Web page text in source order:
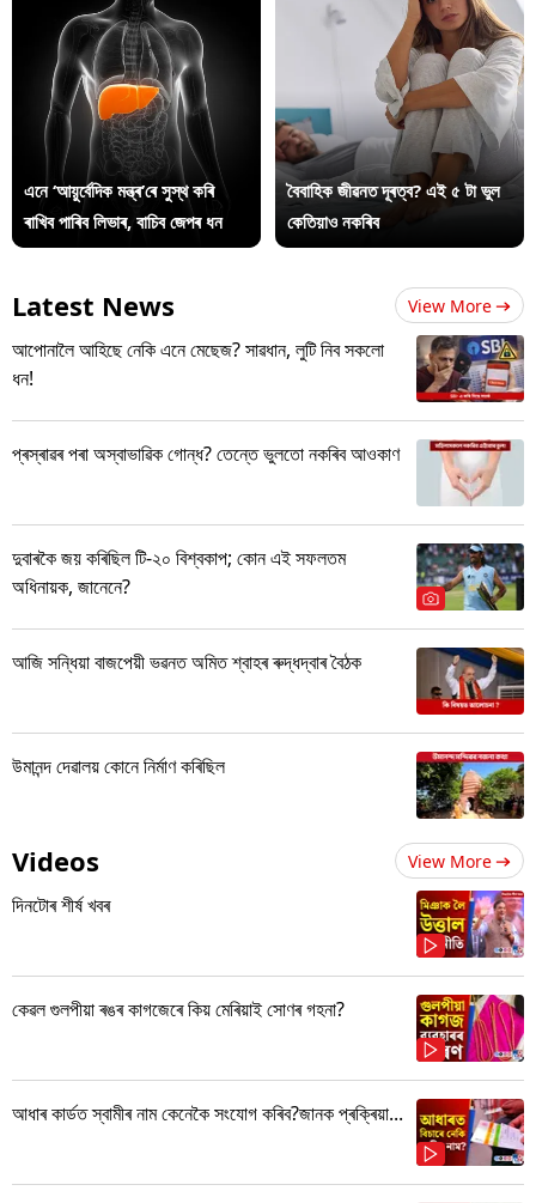
এনে ‘আয়ুৰ্বেদিক মন্ত্ৰ’ৰে সুস্থ কৰি
ৰাখিব পাৰিব লিভাৰ, বাচিব জেপৰ ধন
বৈবাহিক জীৱনত দূৰত্ব? এই ৫ টা ভুল
কেতিয়াও নকৰিব
Latest News View More
আপোনালৈ আহিছে নেকি এনে মেছেজ? সাৱধান, লুটি নিব সকলো
ধন!
প্ৰস্ৰাৱৰ পৰা অস্বাভাৱিক গোন্ধ? তেন্তে ভুলতো নকৰিব আওকাণ
দুবাৰকৈ জয় কৰিছিল টি-২০ বিশ্বকাপ; কোন এই সফলতম
অধিনায়ক, জানেনে?
আজি সন্ধিয়া বাজপেয়ী ভৱনত অমিত শ্বাহৰ ৰুদ্ধদ্বাৰ বৈঠক
উমানন্দ দেৱালয় কোনে নিৰ্মাণ কৰিছিল
Videos View More
দিনটোৰ শীৰ্ষ খবৰ
কেৱল গুলপীয়া ৰঙৰ কাগজেৰে কিয় মেৰিয়াই সোণৰ গহনা?
আধাৰ কাৰ্ডত স্বামীৰ নাম কেনেকৈ সংযোগ কৰিব?জানক প্ৰক্ৰিয়া...